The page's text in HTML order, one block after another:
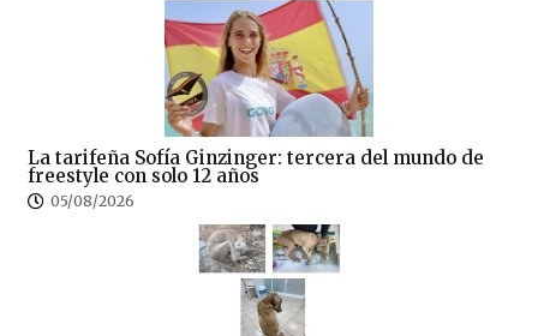
La tarifeña Sofía Ginzinger: tercera del mundo de
freestyle con solo 12 años
05/08/2026